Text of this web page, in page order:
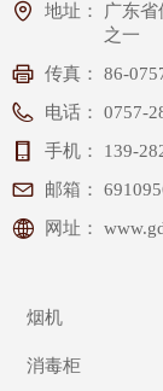
地址：
广东
之一
传真：
86-
电话：
0757-
手机：
139-
邮箱：
网址：
烟机
消毒柜